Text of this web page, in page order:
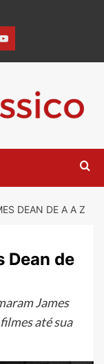
youtube
DEAN DE A A Z
Dean de
James
até sua